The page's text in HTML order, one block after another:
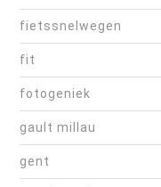
fietssnelwegen
fit
fotogeniek
gault millau
gent